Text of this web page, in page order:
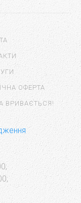
ОФЕРТА
ВРИВАЄТЬСЯ!